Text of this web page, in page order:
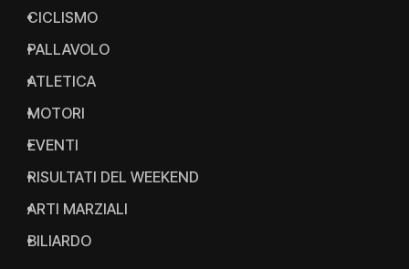
CICLISMO
PALLAVOLO
ATLETICA
MOTORI
EVENTI
RISULTATI DEL WEEKEND
ARTI MARZIALI
BILIARDO